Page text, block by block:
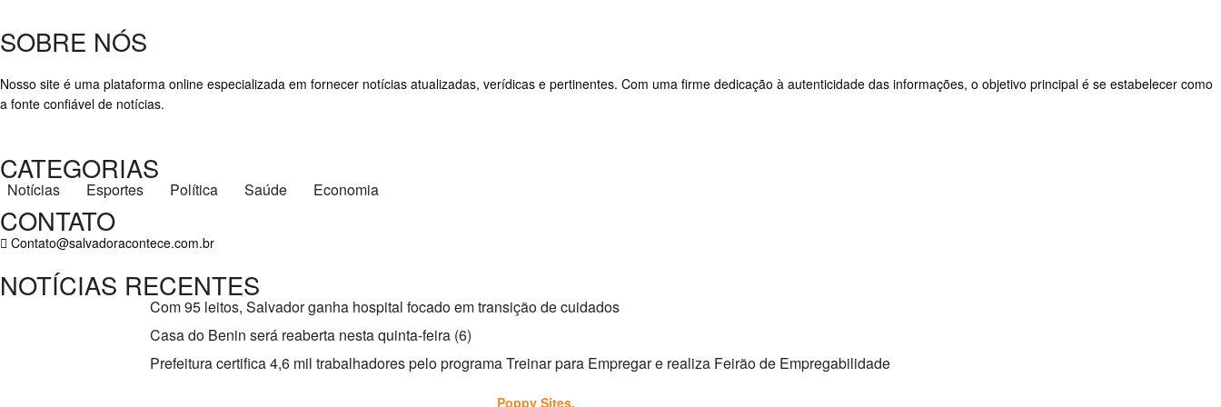
SOBRE NÓS
Nosso site é uma plataforma online especializada em fornecer notícias atualizadas, verídicas e pertinentes. Com uma firme dedicação à autenticidade das informações, o objetivo principal é se estabelecer como
a fonte confiável de notícias.
CATEGORIAS
Notícias Esportes Política Saúde Economia
CONTATO
Contato@salvadoracontece.com.br
NOTÍCIAS RECENTES
Com 95 leitos, Salvador ganha hospital focado em transição de cuidados
Casa do Benin será reaberta nesta quinta-feira (6)
Prefeitura certifica 4,6 mil trabalhadores pelo programa Treinar para Empregar e realiza Feirão de Empregabilidade
Poppy Sites.